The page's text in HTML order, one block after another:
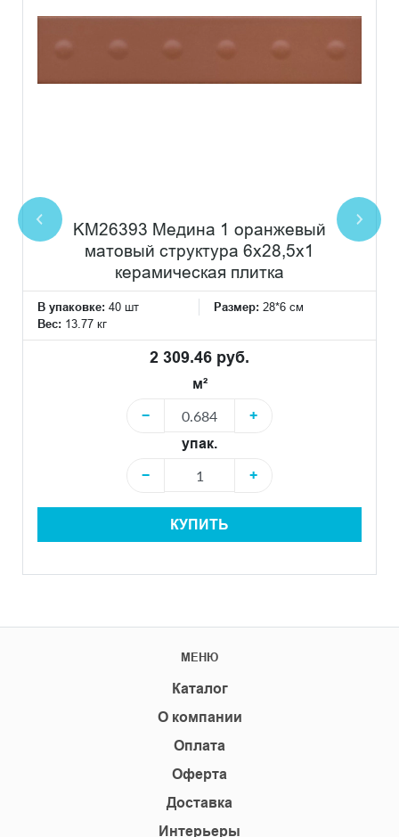
KM26393 Медина 1 оранжевый
матовый структура 6x28,5x1
керамическая плитка
В упаковке: 40 шт Размер: 28*6 см
Вес: 13.77 кг
2 309.46 руб.
м²
−
+
упак.
−
+
КУПИТЬ
МЕНЮ
Каталог
О компании
Оплата
Оферта
Доставка
Интерьеры